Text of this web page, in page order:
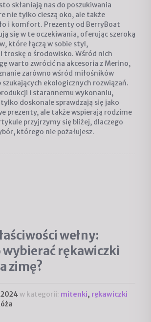
skłaniają nas do poszukiwania
nie tylko cieszą oko, ale także
i komfort. Prezenty od BerryBoat
się w te oczekiwania, oferując szeroką
które łączą w sobie styl,
troskę o środowisko. Wśród nich
warto zwrócić na akcesoria z Merino,
zarówno wśród miłośników
szukających ekologicznych rozwiązań.
i starannemu wykonaniu,
doskonale sprawdzają się jako
prezenty, ale także wspierają rodzime
przyjrzymy się bliżej, dlaczego
którego nie pożałujesz.
wełny:
wybierać rękawiczki
zimę?
w kategorii: mitenki, rękawiczki